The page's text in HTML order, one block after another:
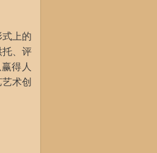
上的
、评
得人
术创